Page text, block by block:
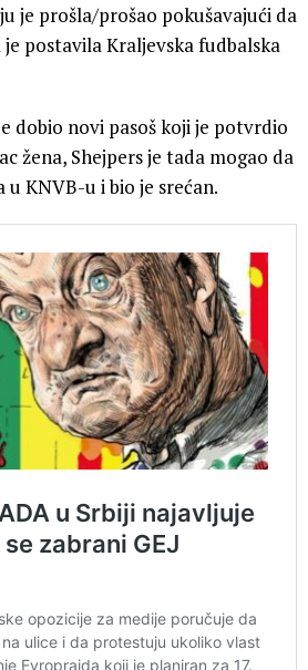
je prošla/prošao pokušavajući da
postavila Kraljevska fudbalska
dobio novi pasoš koji je potvrdio
žena, Shejpers je tada mogao da
u KNVB-u i bio je srećan.